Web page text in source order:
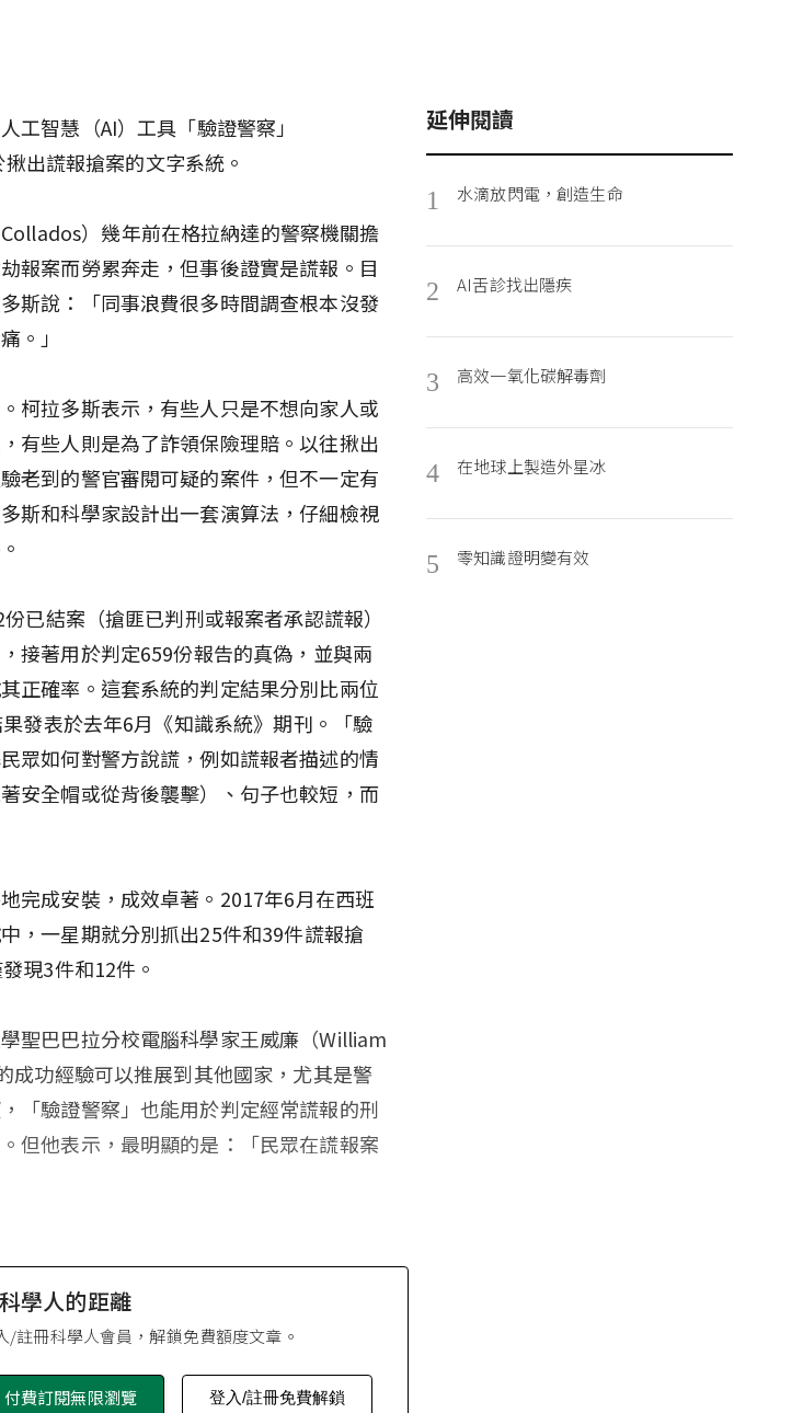
工智慧（AI）工具「驗證警察」
出謊報搶案的文字系統。
）幾年前在格拉納達的警察機關擔
報案而勞累奔走，但事後證實是謊報。目
斯說：「同事浪費很多時間調查根本沒發
。」
柯拉多斯表示，有些人只是不想向家人或
有些人則是為了詐領保險理賠。以往揪出
老到的警官審閱可疑的案件，但不一定有
斯和科學家設計出一套演算法，仔細檢視
已結案（搶匪已判刑或報案者承認謊報）
接著用於判定659份報告的真偽，並與兩
正確率。這套系統的判定結果分別比兩位
發表於去年6月《知識系統》期刊。「驗
眾如何對警方說謊，例如謊報者描述的情
安全帽或從背後襲擊）、句子也較短，而
完成安裝，成效卓著。2017年6月在西班
，一星期就分別抓出25件和39件謊報搶
現3件和12件。
聖巴巴拉分校電腦科學家王威廉（William
成功經驗可以推展到其他國家，尤其是警
「驗證警察」也能用於判定經常謊報的刑
但他表示，最明顯的是：「民眾在謊報案
延伸閱讀
1 水滴放閃電，創造生命
2 AI舌診找出隱疾
3 高效一氧化碳解毒劑
4 在地球上製造外星冰
5 零知識證明變有效
學人的距離
/註冊科學人會員，解鎖免費額度文章。
付費訂閱無限瀏覽 登入/註冊免費解鎖